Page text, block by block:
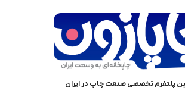
پلتفرم تخصصی صنعت چاپ در ایران